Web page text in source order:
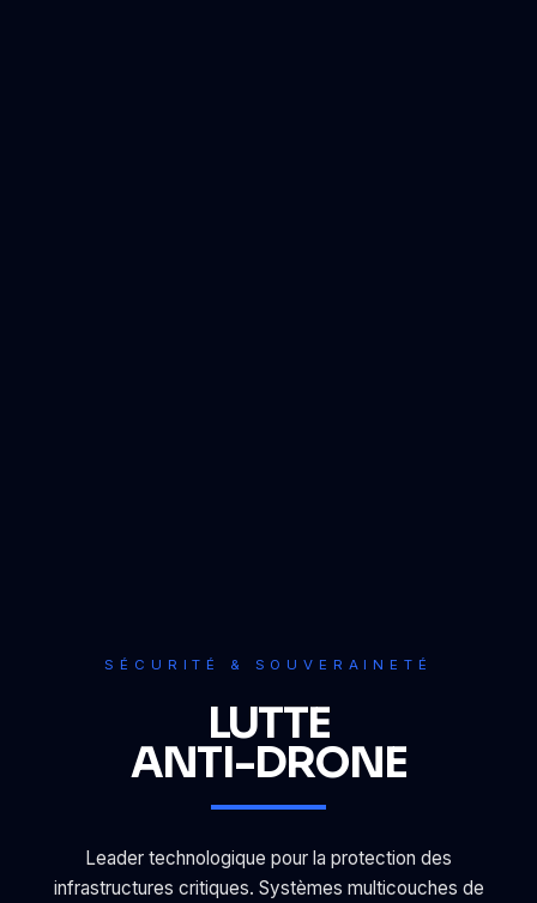
SÉCURITÉ & SOUVERAINETÉ
LUTTE
ANTI-DRONE
Leader technologique pour la protection des
infrastructures critiques. Systèmes multicouches de